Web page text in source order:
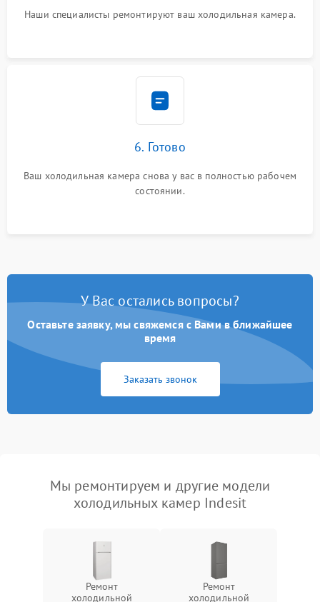
Наши специалисты ремонтируют ваш холодильная камера.
6. Готово
Ваш холодильная камера снова у вас в полностью рабочем
состоянии.
У Вас остались вопросы?
Оставьте заявку, мы свяжемся с Вами в ближайшее
время
Заказать звонок
Мы ремонтируем и другие модели
холодильных камер Indesit
Ремонт
холодильной
Ремонт
холодильной